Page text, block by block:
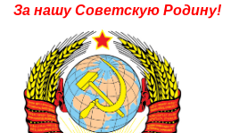
За нашу Советскую Родину!